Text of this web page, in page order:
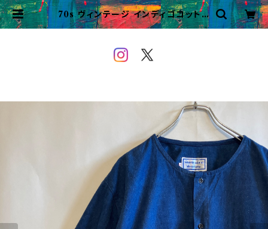
70s ヴィンテージ インディゴコットン
ワークシャツ ノーカラーシャツ ビン